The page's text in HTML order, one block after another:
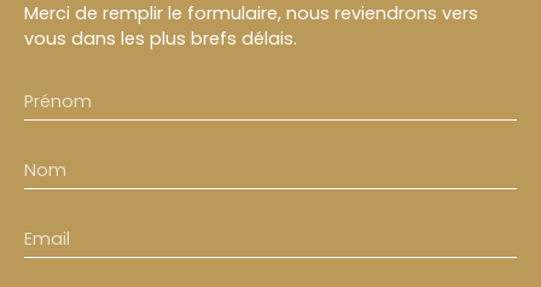
Merci de remplir le formulaire, nous reviendrons vers
vous dans les plus brefs délais.
Prénom
Nom
Email